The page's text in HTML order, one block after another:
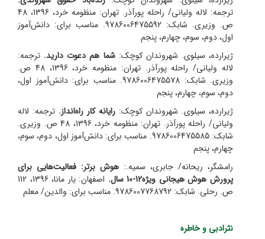
ترجمه: لاله ولیانی/ راحله پورآذر. تهران: منظومه خرد، 1396، 48
ص. وزیری. شابک: 9786006475592. مناسب برای: دانش‌آموز
اول، دوم، سوم، چهارم، پنجم
ژیرارده، سیلوی. شهروندان کوچک:شما هم دعوت دارید. ترجمه:
لاله ولیانی/ راحله پورآذر. تهران: منظومه خرد، 1396، 48 ص.
وزیری. شابک: 9786006475578. مناسب برای: دانش‌آموز اول،
دوم، سوم، چهارم، پنجم
ژیرارده، سیلوی. شهروندان کوچک: رایانه کار راه‌انداز. ترجمه: لاله
ولیانی/ راحله پورآذر. تهران: منظومه خرد، 1396، 48 ص. وزیری.
شابک: 9786006475585. مناسب برای: دانش‌آموز اول، دوم، سوم،
چهارم، پنجم
رامشگر، ریحانه/ جابری، سمیه.: هوش برتر: فعالیت‌هایی برای
پرورش هوش هیجانی ویژه12-10 سال.
اصفهان: یار مانا، 1396، 112
ص. رحلی. شابک: 9786007768792. مناسب برای: والدین/ معلم
نثرادبی و خاطره